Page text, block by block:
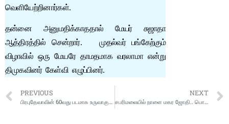
வெளியேற்றினார்கள்.
தன்னை அனுமதிக்காததால் மேயர் சுஜாதா
ஆத்திரத்தில் சென்றார். முதல்வர் பங்கேற்கும்
விழாவில் ஒரு மேயரே தாமதமாக வரலாமா என்று
திமுகவினர் கேள்வி எழுப்பினர்.
PREVIOUS NEXT